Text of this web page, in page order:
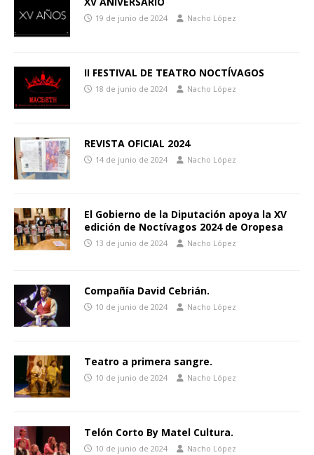
19 de junio de 2024 Nacho López
II FESTIVAL DE TEATRO NOCTÍVAGOS
18 de junio de 2024 Nacho López
REVISTA OFICIAL 2024
14 de junio de 2024 Nacho López
El Gobierno de la Diputación apoya la XV
edición de Noctívagos 2024 de Oropesa
13 de junio de 2024 Nacho López
Compañía David Cebrián.
10 de junio de 2024 Nacho López
Teatro a primera sangre.
10 de junio de 2024 Nacho López
Telón Corto By Matel Cultura.
10 de junio de 2024 Nacho López